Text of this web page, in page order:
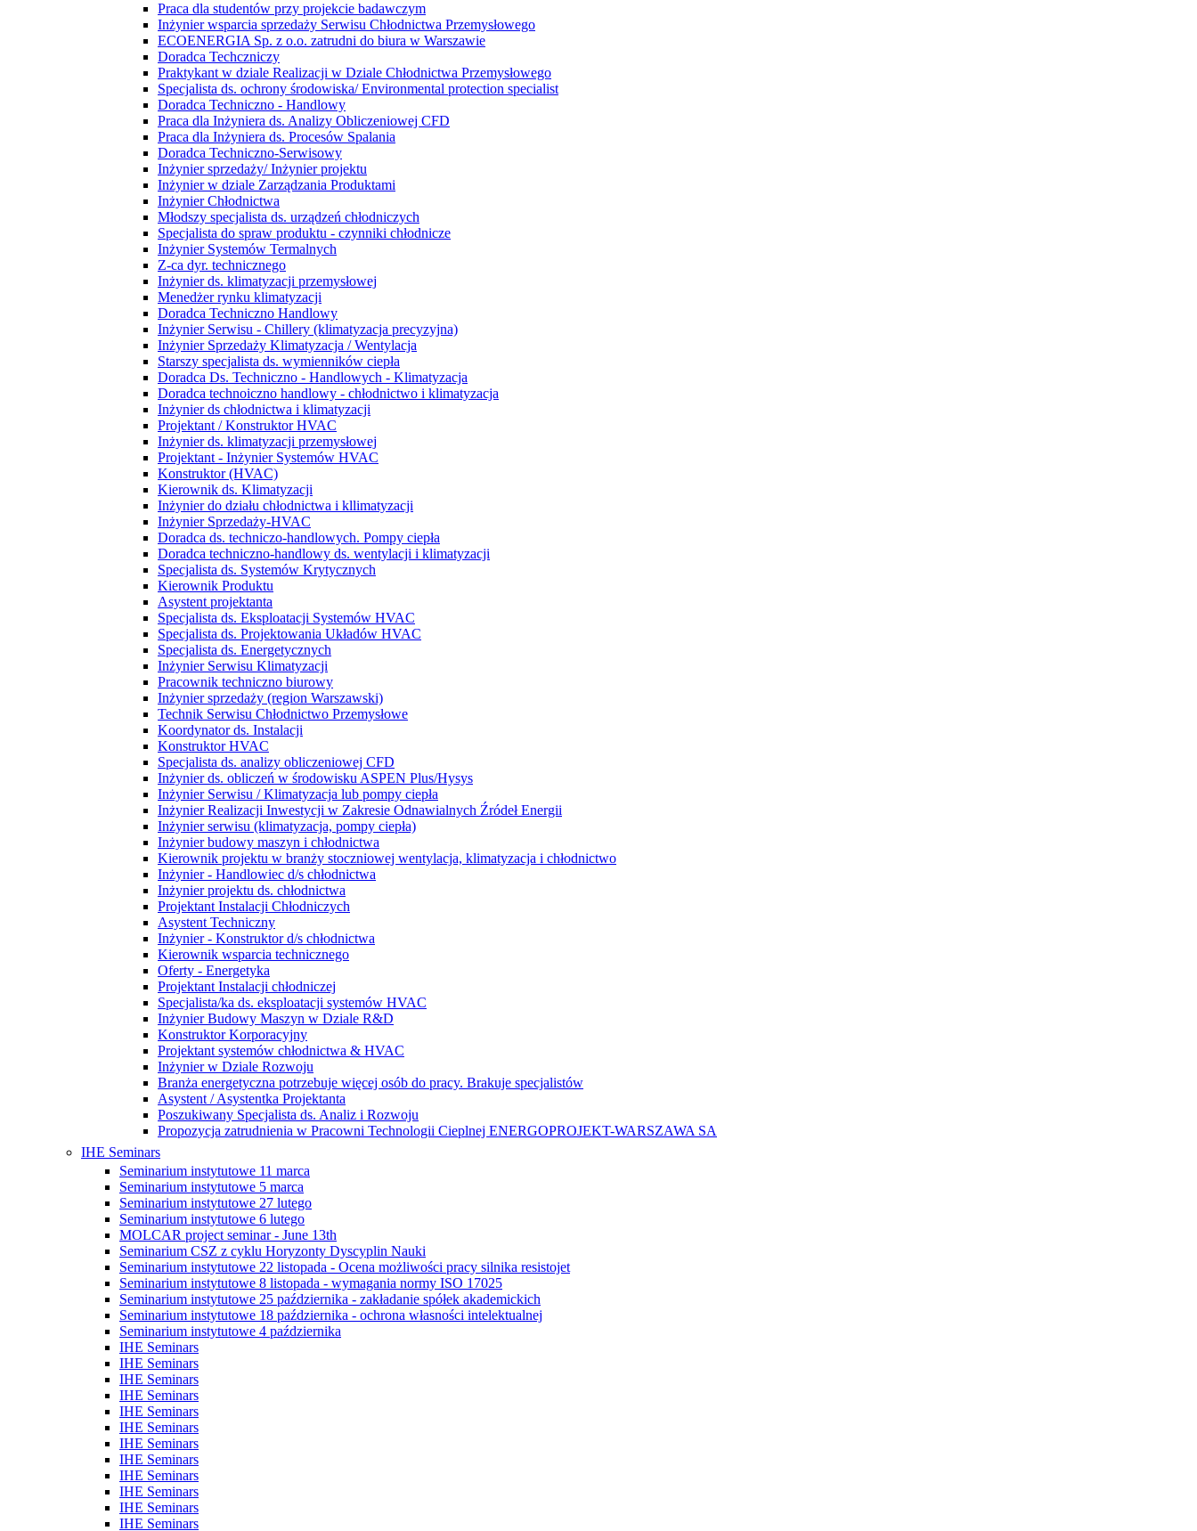
Praca dla studentów przy projekcie badawczym
Inżynier wsparcia sprzedaży Serwisu Chłodnictwa Przemysłowego
ECOENERGIA Sp. z o.o. zatrudni do biura w Warszawie
Doradca Techczniczy
Praktykant w dziale Realizacji w Dziale Chłodnictwa Przemysłowego
Specjalista ds. ochrony środowiska/ Environmental protection specialist
Doradca Techniczno - Handlowy
Praca dla Inżyniera ds. Analizy Obliczeniowej CFD
Praca dla Inżyniera ds. Procesów Spalania
Doradca Techniczno-Serwisowy
Inżynier sprzedaży/ Inżynier projektu
Inżynier w dziale Zarządzania Produktami
Inżynier Chłodnictwa
Młodszy specjalista ds. urządzeń chłodniczych
Specjalista do spraw produktu - czynniki chłodnicze
Inżynier Systemów Termalnych
Z-ca dyr. technicznego
Inżynier ds. klimatyzacji przemysłowej
Menedżer rynku klimatyzacji
Doradca Techniczno Handlowy
Inżynier Serwisu - Chillery (klimatyzacja precyzyjna)
Inżynier Sprzedaży Klimatyzacja / Wentylacja
Starszy specjalista ds. wymienników ciepła
Doradca Ds. Techniczno - Handlowych - Klimatyzacja
Doradca technoiczno handlowy - chłodnictwo i klimatyzacja
Inżynier ds chłodnictwa i klimatyzacji
Projektant / Konstruktor HVAC
Inżynier ds. klimatyzacji przemysłowej
Projektant - Inżynier Systemów HVAC
Konstruktor (HVAC)
Kierownik ds. Klimatyzacji
Inżynier do działu chłodnictwa i kllimatyzacji
Inżynier Sprzedaży-HVAC
Doradca ds. techniczo-handlowych. Pompy ciepła
Doradca techniczno-handlowy ds. wentylacji i klimatyzacji
Specjalista ds. Systemów Krytycznych
Kierownik Produktu
Asystent projektanta
Specjalista ds. Eksploatacji Systemów HVAC
Specjalista ds. Projektowania Układów HVAC
Specjalista ds. Energetycznych
Inżynier Serwisu Klimatyzacji
Pracownik techniczno biurowy
Inżynier sprzedaży (region Warszawski)
Technik Serwisu Chłodnictwo Przemysłowe
Koordynator ds. Instalacji
Konstruktor HVAC
Specjalista ds. analizy obliczeniowej CFD
Inżynier ds. obliczeń w środowisku ASPEN Plus/Hysys
Inżynier Serwisu / Klimatyzacja lub pompy ciepła
Inżynier Realizacji Inwestycji w Zakresie Odnawialnych Źródeł Energii
Inżynier serwisu (klimatyzacja, pompy ciepła)
Inżynier budowy maszyn i chłodnictwa
Kierownik projektu w branży stoczniowej wentylacja, klimatyzacja i chłodnictwo
Inżynier - Handlowiec d/s chłodnictwa
Inżynier projektu ds. chłodnictwa
Projektant Instalacji Chłodniczych
Asystent Techniczny
Inżynier - Konstruktor d/s chłodnictwa
Kierownik wsparcia technicznego
Oferty - Energetyka
Projektant Instalacji chłodniczej
Specjalista/ka ds. eksploatacji systemów HVAC
Inżynier Budowy Maszyn w Dziale R&D
Konstruktor Korporacyjny
Projektant systemów chłodnictwa & HVAC
Inżynier w Dziale Rozwoju
Branża energetyczna potrzebuje więcej osób do pracy. Brakuje specjalistów
Asystent / Asystentka Projektanta
Poszukiwany Specjalista ds. Analiz i Rozwoju
Propozycja zatrudnienia w Pracowni Technologii Cieplnej ENERGOPROJEKT-WARSZAWA SA
IHE Seminars
Seminarium instytutowe 11 marca
Seminarium instytutowe 5 marca
Seminarium instytutowe 27 lutego
Seminarium instytutowe 6 lutego
MOLCAR project seminar - June 13th
Seminarium CSZ z cyklu Horyzonty Dyscyplin Nauki
Seminarium instytutowe 22 listopada - Ocena możliwości pracy silnika resistojet
Seminarium instytutowe 8 listopada - wymagania normy ISO 17025
Seminarium instytutowe 25 października - zakładanie spółek akademickich
Seminarium instytutowe 18 października - ochrona własności intelektualnej
Seminarium instytutowe 4 października
IHE Seminars
IHE Seminars
IHE Seminars
IHE Seminars
IHE Seminars
IHE Seminars
IHE Seminars
IHE Seminars
IHE Seminars
IHE Seminars
IHE Seminars
IHE Seminars